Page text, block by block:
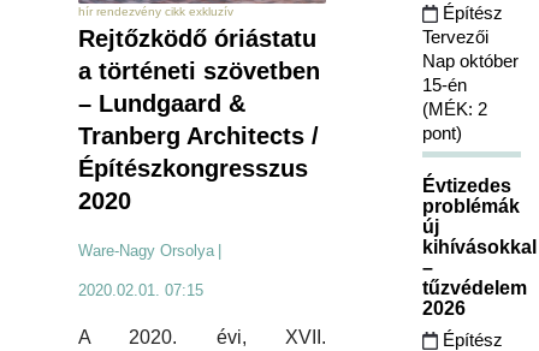
hír rendezvény cikk exkluzív
Rejtőzködő óriástatu
a történeti szövetben
– Lundgaard &
Tranberg Architects /
Építészkongresszus
2020
Ware-Nagy Orsolya
2020.02.01. 07:15
A 2020. évi, XVII.
Építész
Tervezői
Nap október
15-én
(MÉK: 2
pont)
Évtizedes
problémák
új
kihívásokkal
–
tűzvédelem
2026
Építész